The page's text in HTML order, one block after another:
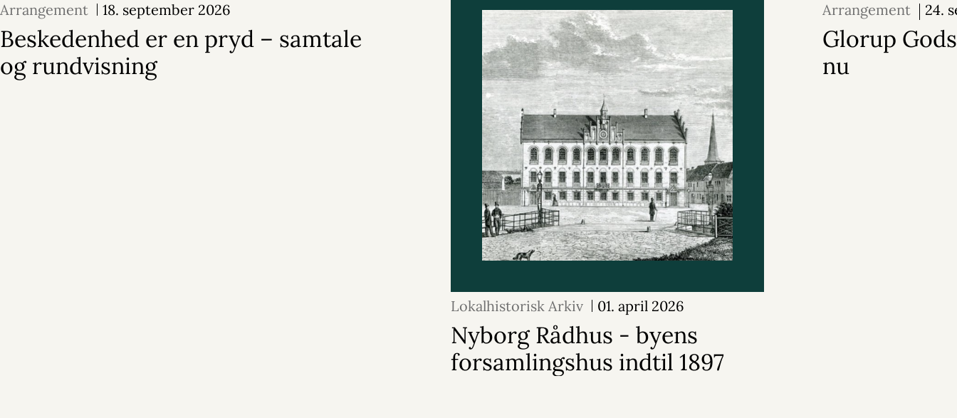
Arrangement 18. september 2026
Beskedenhed er en pryd – samtale
og rundvisning
Lokalhistorisk Arkiv 01. april 2026
Nyborg Rådhus - byens
forsamlingshus indtil 1897
Arrangement
24.
2026
Glorup
nu